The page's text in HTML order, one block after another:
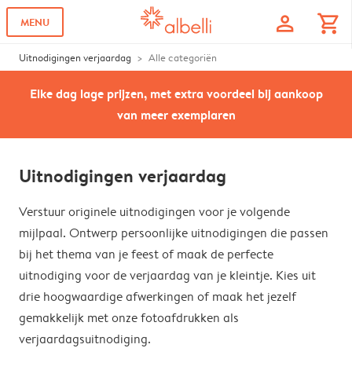
MENU profile shopping_cart
Uitnodigingen verjaardag Alle categoriën
Elke dag lage prijzen, met extra voordeel bij aankoop
van meer exemplaren
Uitnodigingen verjaardag
Verstuur originele uitnodigingen voor je volgende
mijlpaal. Ontwerp persoonlijke uitnodigingen die passen
bij het thema van je feest of maak de perfecte
uitnodiging voor de verjaardag van je kleintje. Kies uit
drie hoogwaardige afwerkingen of maak het jezelf
gemakkelijk met onze fotoafdrukken als
verjaardagsuitnodiging.